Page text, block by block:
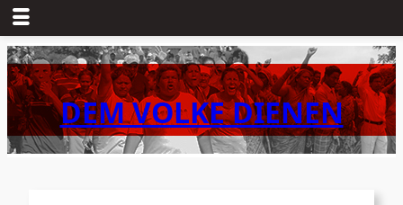
Zum
Inhalt
springenDEM VOLKE DIENEN